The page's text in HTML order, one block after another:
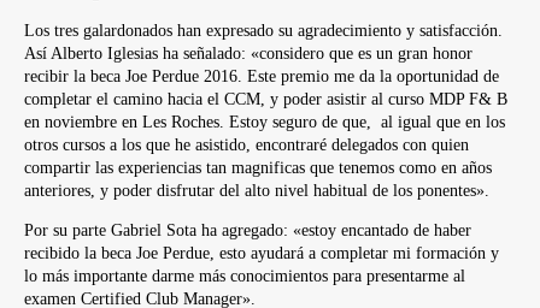
Los tres galardonados han expresado su agradecimiento y satisfacción.
Así Alberto Iglesias ha señalado: «considero que es un gran honor
recibir la beca Joe Perdue 2016. Este premio me da la oportunidad de
completar el camino hacia el CCM, y poder asistir al curso MDP F& B
en noviembre en Les Roches. Estoy seguro de que, al igual que en los
otros cursos a los que he asistido, encontraré delegados con quien
compartir las experiencias tan magnificas que tenemos como en años
anteriores, y poder disfrutar del alto nivel habitual de los ponentes».
Por su parte Gabriel Sota ha agregado: «estoy encantado de haber
recibido la beca Joe Perdue, esto ayudará a completar mi formación y
lo más importante darme más conocimientos para presentarme al
examen Certified Club Manager».